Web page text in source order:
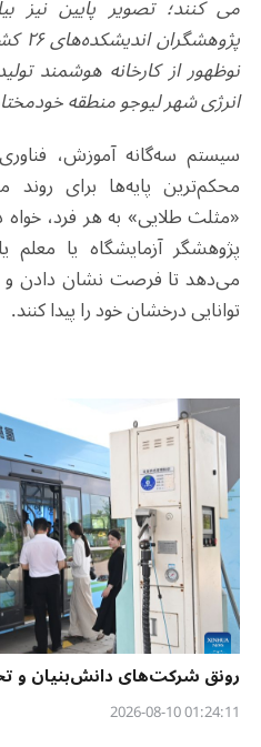
می کنند؛ تصویر پایین نیز
نوظهور از کارخانه هوشمند
انرژی شهر لیو‌جو منطقه
سیستم سه‌گانه آموزش،
محکم‌ترین پایه‌ها برای
«مثلث طلایی» به هر فرد، خواه
پژوهشگر آزمایشگاه یا
می‌دهد تا فرصت نشان دادن و
توانایی درخشان خود را پیدا کنند.
رونق شرکت‌های دانش‌بنیان و
01:24:11 2026-08-10